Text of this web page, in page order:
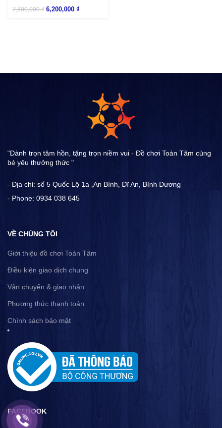
7,800,000₫ 6,200,000 ₫
"Dành trọn tâm hồn, tặng trọn niềm vui - Đồ chơi Toàn Tâm cùng
bé yêu thưởng thức "
- Địa chỉ: số 5 Quốc Lộ 1a ,An Bình, Dĩ An, Bình Dương
- Phone: 0934 038 645
VỀ CHÚNG TÔI
Giới thiệu đồ chơi Toàn Tâm
Điều kiện giao dịch chung
Vận chuyển & giao nhận
Phương thức thanh toán
Chính sách bảo mật
FACEBOOK